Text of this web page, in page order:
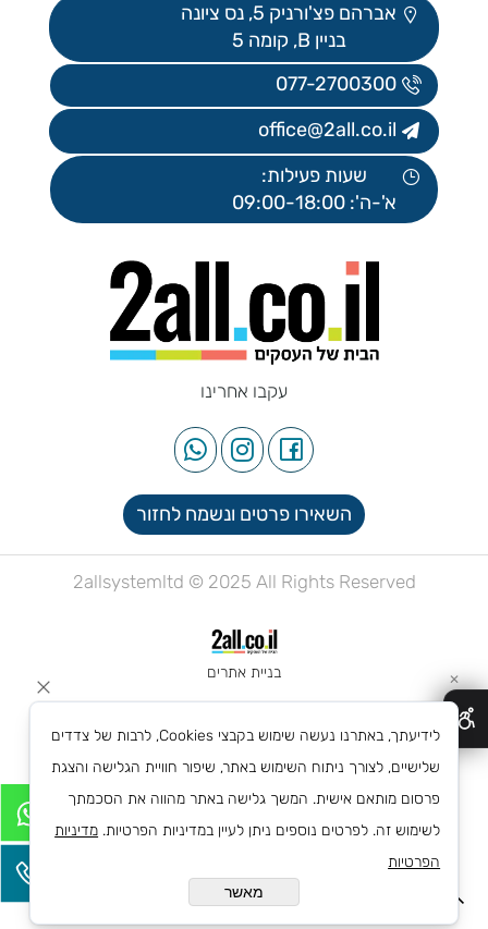
אברהם פצ'ורניק 5, נס ציונה
בניין B, קומה 5
077-2700300
office@2all.co.il
שעות פעילות:
א'-ה': 09:00-18:00
עקבו אחרינו
השאירו פרטים ונשמח לחזור
2allsystemltd © 2025 All Rights Reserved
בניית אתרים ✕
לידיעתך, באתרנו נעשה שימוש בקבצי Cookies, לרבות של צדדים
שלישיים, לצורך ניתוח השימוש באתר, שיפור חוויית הגלישה והצגת
פרסום מותאם אישית. המשך גלישה באתר מהווה את הסכמתך
לשימוש זה. לפרטים נוספים ניתן לעיין במדיניות הפרטיות. מדיניות
הפרטיות
מאשר